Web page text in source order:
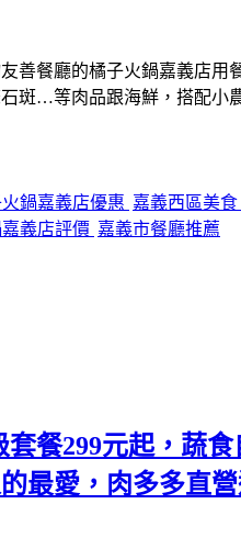
餐廳的橘子火鍋嘉義店用
斑…等肉品跟海鮮，搭配小
鍋嘉義店優惠 嘉義西區美食
義店評價 嘉義市餐廳推薦
餐299元起，蔬
最愛，肉多多直